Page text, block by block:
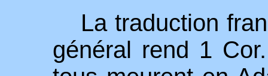
La traduction
général rend 1